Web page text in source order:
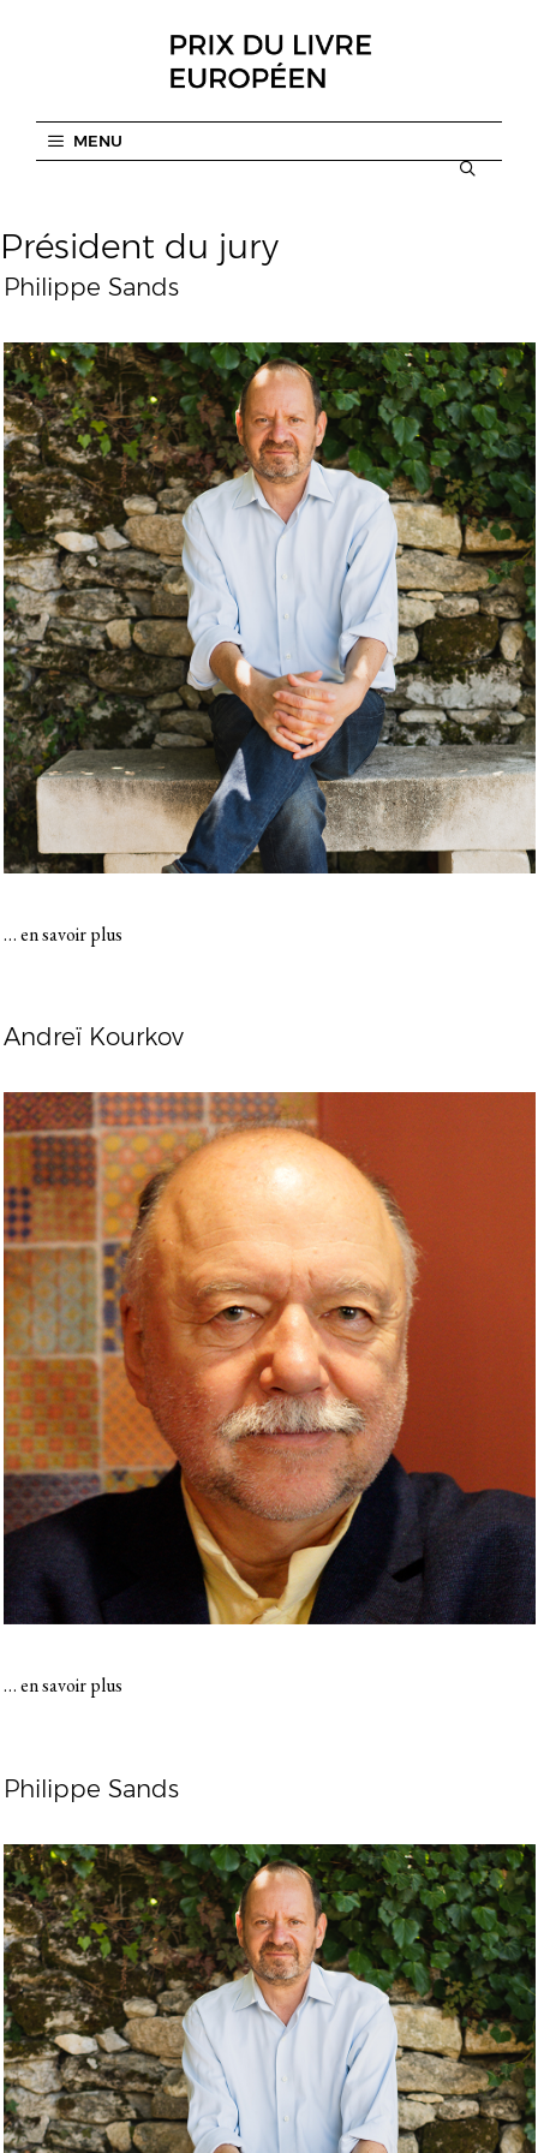
MENU
Président du jury
Philippe Sands
…en savoir plus
Andreï Kourkov
…en savoir plus
Philippe Sands